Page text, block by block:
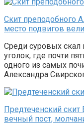
Скит преподобного
место подвигов
Среди суровых скал
уголок, где почти
одного из самых
Александра
Предтеченский скит
вечный пост,